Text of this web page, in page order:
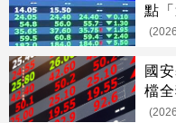
點
國
檔